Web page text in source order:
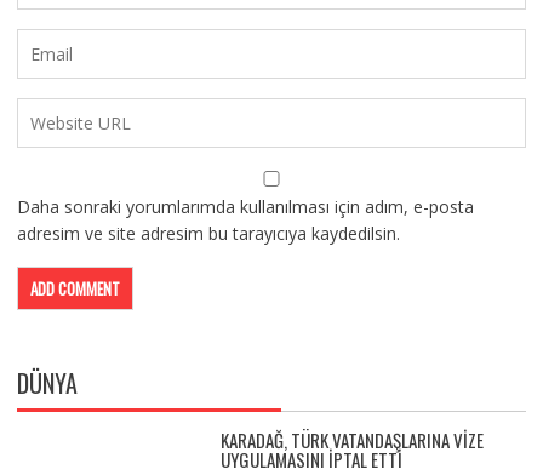
Daha sonraki yorumlarımda kullanılması için adım, e-posta
adresim ve site adresim bu tarayıcıya kaydedilsin.
DÜNYA
KARADAĞ, TÜRK VATANDAŞLARINA VIZE
UYGULAMASINI IPTAL ETTI